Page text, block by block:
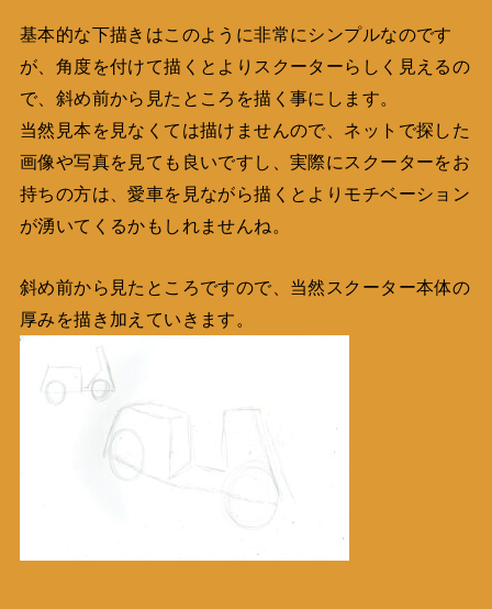
基本的な下描きはこのように非常にシンプルなのです
が、角度を付けて描くとよりスクーターらしく見えるの
で、斜め前から見たところを描く事にします。
当然見本を見なくては描けませんので、ネットで探した
画像や写真を見ても良いですし、実際にスクーターをお
持ちの方は、愛車を見ながら描くとよりモチベーション
が湧いてくるかもしれませんね。
斜め前から見たところですので、当然スクーター本体の
厚みを描き加えていきます。